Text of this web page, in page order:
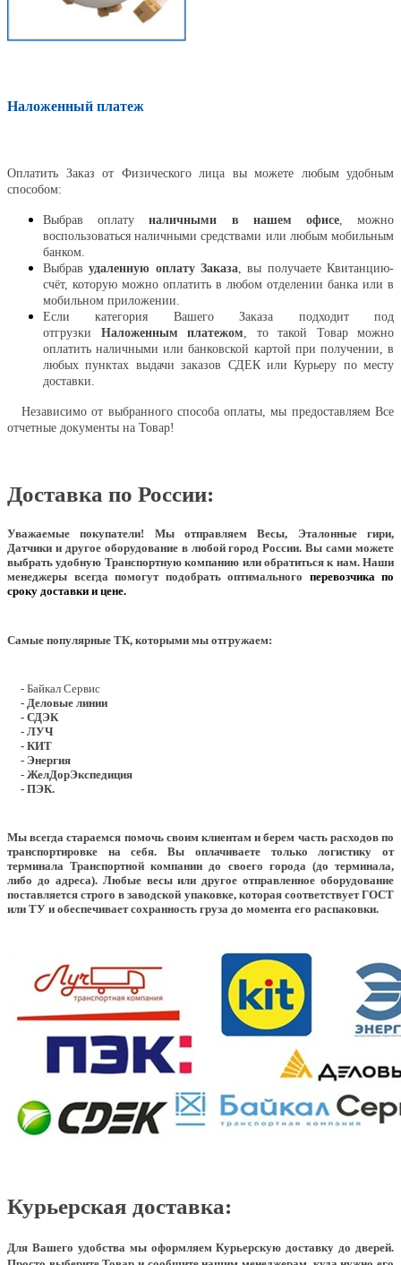
Наложенный платеж
Оплатить Заказ от Физического лица вы можете любым удобным
способом:
Выбрав оплатуналичными в нашем офисе, можно
воспользоваться наличными средствами или любым мобильным
банком.
Выбравудаленную оплату Заказа , вы получаете Квитанцию-
счёт, которую можно оплатить в любом отделении банка или в
мобильном приложении.
Если категория Вашего Заказа подходит под
отгрузки Наложенным платежом , то такой Товар можно
оплатить наличными или банковской картой при получении, в
любых пунктах выдачи заказов СДЕК или Курьеру по месту
доставки.
Независимо от выбранного способа оплаты, мы предоставляем Все
отчетные документы на Товар!
Доставка по России:
Уважаемые покупатели! Мы отправляем Весы, Эталонные гири,
Датчики и другое оборудование в любой город России. Вы сами можете
выбрать удобную Транспортную компанию или обратиться к нам. Наши
менеджеры всегда помогут подобрать оптимального перевозчика по
сроку доставки и цене.
Самые популярные ТК, которыми мы отгружаем:
- Байкал Сервис
- Деловые линии
- СДЭК
- ЛУЧ
- КИТ
- Энергия
- ЖелДорЭкспедиция
- ПЭК.
Мы всегда стараемся помочь своим клиентам и берем часть расходов по
транспортировке на себя. Вы оплачиваете только логистику от
терминала Транспортной компании до своего города (до терминала,
либо до адреса). Любые весы или другое отправленное оборудование
поставляется строго в заводской упаковке, которая соответствует ГОСТ
или ТУ и обеспечивает сохранность груза до момента его распаковки.
Курьерская доставка:
Для Вашего удобства мы оформляем Курьерскую доставку до дверей.